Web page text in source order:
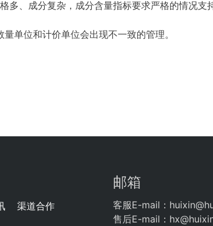
多、成分复杂，成分含量指标要求严格的情况支
量单位和计价单位会出现不一致的管理。
渠道合作
邮箱
客服E-mail：
售后E-mail：